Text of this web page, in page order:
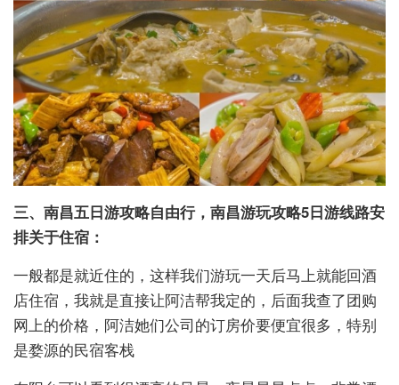
三、南昌五日游攻略自由行，南昌游玩攻略5日游线路安
排关于住宿：
一般都是就近住的，这样我们游玩一天后马上就能回酒
店住宿，我就是直接让阿洁帮我定的，后面我查了团购
网上的价格，阿洁她们公司的订房价要便宜很多，特别
是婺源的民宿客栈